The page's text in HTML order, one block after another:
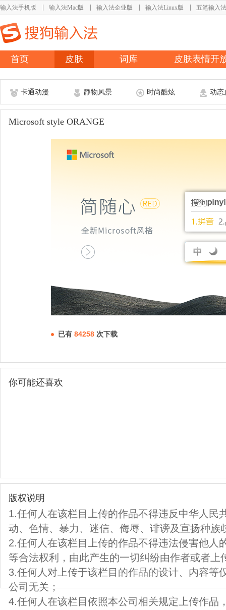
输入法手机版 输入法Mac版 输入法企业版 输入法Linux版 五笔输入法
首页 皮肤 词库 皮肤表情开
卡通动漫 静物风景 时尚酷炫 动态
Microsoft style ORANGE
已有 84258 次下载
你可能还喜欢
版权说明
1.任何人在该栏目上传的作品不得违反中华人民
动、色情、暴力、迷信、侮辱、诽谤及宣扬种族
2.任何人在该栏目上传的作品不得违法侵害他人
等合法权利，由此产生的一切纠纷由作者或者上
3.任何人对上传于该栏目的作品的设计、内容等
公司无关；
4.任何人在该栏目依照本公司相关规定上传作品